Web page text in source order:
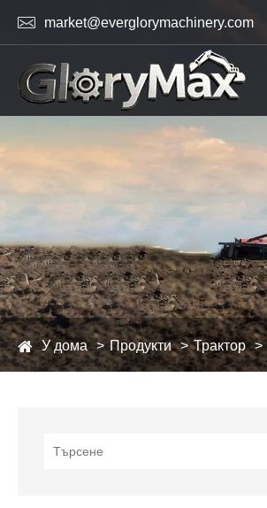
 market@everglorymachinery.com
У дома Продукти Трактор